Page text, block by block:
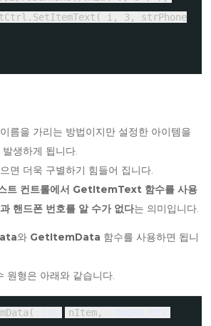
i, 3, strPhone
름을 가리는 방법이지만 설정한 아이템을
생하게 됩니다.
면 더욱 구별하기 힘들어 집니다.
트 컨트롤에서 GetItemText 함수를 사용
핸드폰 번호를 알 수가 없다는 의미입니다.
와 GetItemData 함수를 사용하면 됩니
원형은 아래와 같습니다.
nItem,